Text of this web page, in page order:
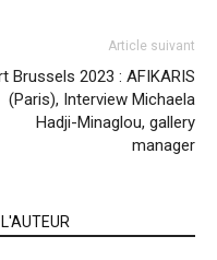
Article suivant
Brussels 2023 : AFIKARIS
(Paris), Interview Michaela
Hadji-Minaglou, gallery
manager